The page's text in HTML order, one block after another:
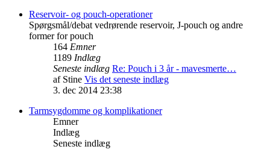
Reservoir- og pouch-operationer
Spørgsmål/debat vedrørende reservoir, J-pouch og andre
former for pouch
164 Emner
1189 Indlæg
Seneste indlæg Re: Pouch i 3 år - mavesmerte…
af Stine Vis det seneste indlæg
3. dec 2014 23:38
Tarmsygdomme og komplikationer
Emner
Indlæg
Seneste indlæg